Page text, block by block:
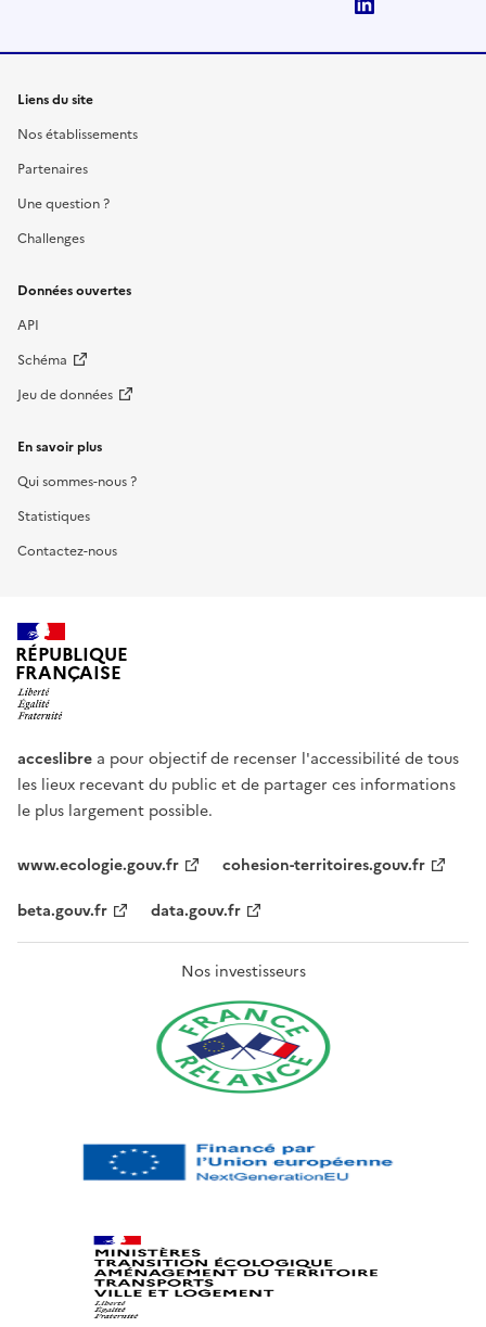
Liens du site
Nos établissements
Partenaires
Une question ?
Challenges
Données ouvertes
API
Schéma
Jeu de données
En savoir plus
Qui sommes-nous ?
Statistiques
Contactez-nous
RÉPUBLIQUE
FRANÇAISE
acceslibre a pour objectif de recenser l'accessibilité de tous
les lieux recevant du public et de partager ces informations
le plus largement possible.
www.ecologie.gouv.fr
cohesion-territoires.gouv.fr
beta.gouv.fr
data.gouv.fr
Nos investisseurs